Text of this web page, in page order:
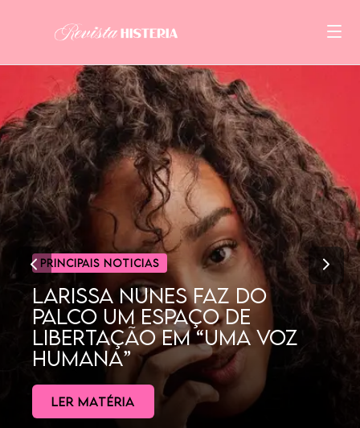
CINEMA
POR QUE AS MULHERES
GOSTAM TANTO DE
DORAMAS?
LER MATÉRIA